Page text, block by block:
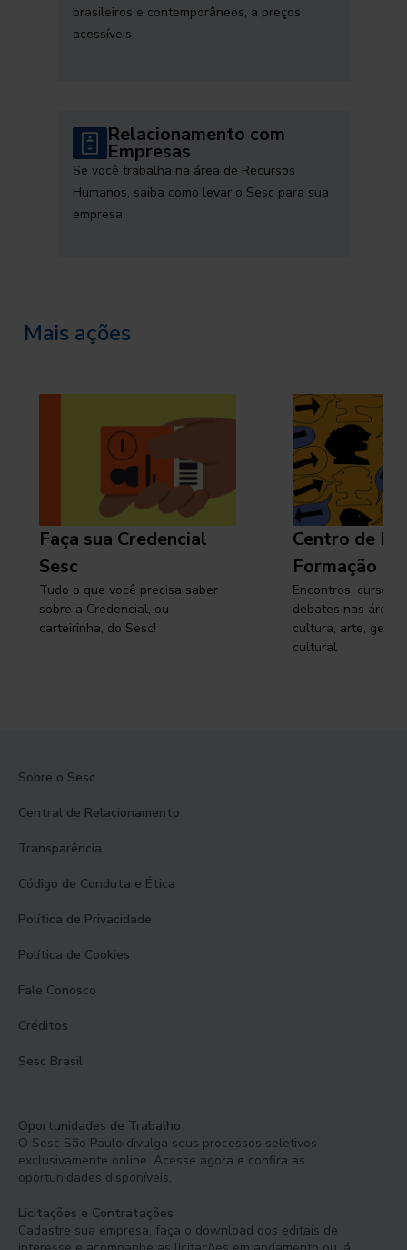
brasileiros e contemporâneos, a preços
acessíveis
Relacionamento com
Empresas
Se você trabalha na área de Recursos
Humanos, saiba como levar o Sesc para sua
empresa
Mais ações
Faça sua Credencial
Sesc
Tudo o que você precisa saber
sobre a Credencial, ou
carteirinha, do Sesc!
Centro de
Formação
Encontros, cursos,
debates nas áreas
cultura, arte,
cultural
Sobre o Sesc
Central de Relacionamento
Transparência
Código de Conduta e Ética
Política de Privacidade
Política de Cookies
Fale Conosco
Créditos
Sesc Brasil
Oportunidades de Trabalho
O Sesc São Paulo divulga seus processos seletivos
exclusivamente online. Acesse agora e confira as
oportunidades disponíveis.
Licitações e Contratações
Cadastre sua empresa, faça o download dos editais de